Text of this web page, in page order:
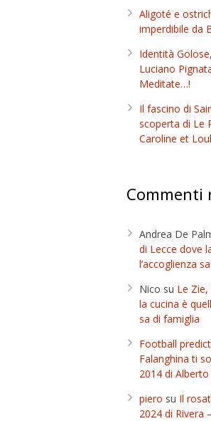
Aligoté e
imperdibile da
Identità
Luciano
Meditate…!
Il fascino di
scoperta di Le
Caroline et
Commenti
Andrea De
di Lecce dove
l’accoglienza
Nico su Le
la cucina è
sa di famiglia
Football
Falanghina ti
2014 di
piero su Il
2024 di